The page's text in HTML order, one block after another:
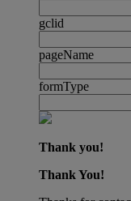
gclid
pageName
formType
Thank you!
Thank You!